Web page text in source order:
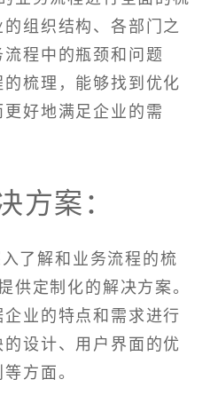
组织结构、各部门之
程中的瓶颈和问题
梳理，能够找到优化
好地满足企业的需
方案：
了解和业务流程的梳
供定制化的解决方案。
业的特点和需求进行
设计、用户界面的优
方面。